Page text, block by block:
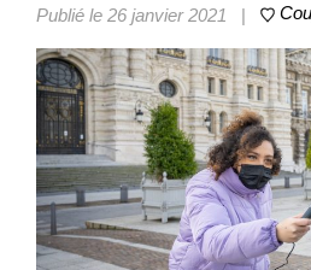
Publié le 26 janvier 2021 |